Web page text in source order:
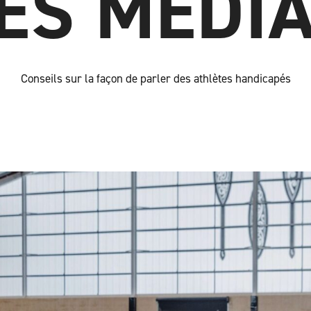
Conseils sur la façon de parler des athlètes handicapés